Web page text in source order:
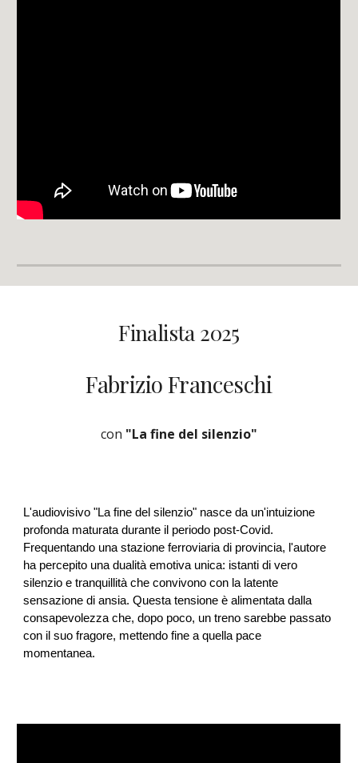
Finalista 2025
Fabrizio Franceschi
con "La fine del silenzio"
L'audiovisivo "La fine del silenzio" nasce da un'intuizione
profonda maturata durante il periodo post-Covid.
Frequentando una stazione ferroviaria di provincia, l'autore
ha percepito una dualità emotiva unica: istanti di vero
silenzio e tranquillità che convivono con la latente
sensazione di ansia. Questa tensione è alimentata dalla
consapevolezza che, dopo poco, un treno sarebbe passato
con il suo fragore, mettendo fine a quella pace
momentanea.